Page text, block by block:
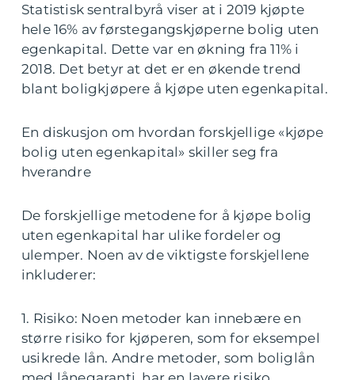
Statistisk sentralbyrå viser at i 2019 kjøpte
hele 16% av førstegangskjøperne bolig uten
egenkapital. Dette var en økning fra 11% i
2018. Det betyr at det er en økende trend
blant boligkjøpere å kjøpe uten egenkapital.
En diskusjon om hvordan forskjellige «kjøpe
bolig uten egenkapital» skiller seg fra
hverandre
De forskjellige metodene for å kjøpe bolig
uten egenkapital har ulike fordeler og
ulemper. Noen av de viktigste forskjellene
inkluderer:
1. Risiko: Noen metoder kan innebære en
større risiko for kjøperen, som for eksempel
usikrede lån. Andre metoder, som boliglån